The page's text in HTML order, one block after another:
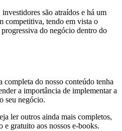
são atraídos e há um
competitiva, tendo em vista o
do negócio dentro do
completa do nosso conteúdo tenha
a importância de implementar a
seu negócio.
ler outros ainda mais completos,
e gratuito aos nossos e-books.